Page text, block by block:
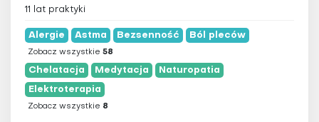
11 lat praktyki
Alergie Astma Bezsenność Ból pleców
Zobacz wszystkie 58
Chelatacja Medytacja Naturopatia
Elektroterapia
Zobacz wszystkie 8